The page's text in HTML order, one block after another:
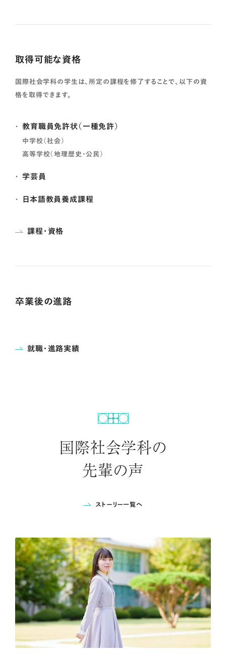
取得可能な資格
国際社会学科の学生は、所定の課程を修了することで、以下の資
格を取得できます。
教育職員免許状（一種免許）
中学校（社会）
高等学校（地理歴史・公民）
学芸員
日本語教員養成課程
課程・資格
卒業後の進路
就職・進路実績
国際社会学科の
先輩の声
ストーリー一覧へ